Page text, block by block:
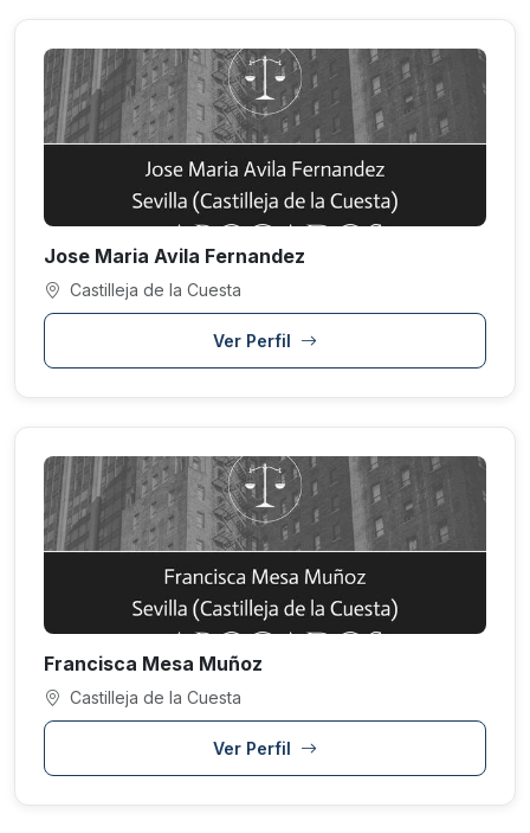
Jose Maria Avila Fernandez
Castilleja de la Cuesta
Ver Perfil
Francisca Mesa Muñoz
Castilleja de la Cuesta
Ver Perfil